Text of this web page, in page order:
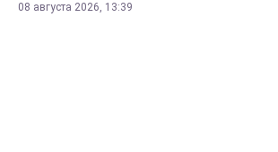
08 августа 2026, 13:39